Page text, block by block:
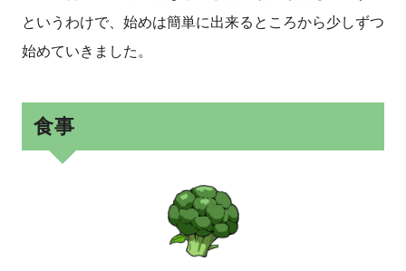
というわけで、始めは簡単に出来るところから少しずつ
始めていきました。
食事